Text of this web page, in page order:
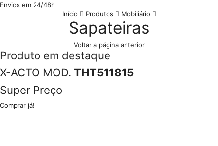
Envios em 24/48h
Início
Produtos Mobiliário
Sapateiras
Voltar a página anterior
Produto em destaque
X-ACTO MOD. THT511815
Super Preço
Comprar já!